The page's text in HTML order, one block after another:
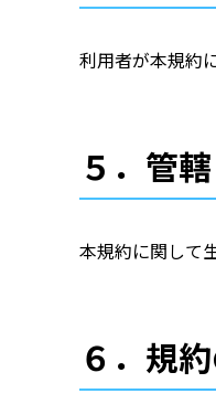
利用者が本規約
５．管轄
本規約に関して
６．規